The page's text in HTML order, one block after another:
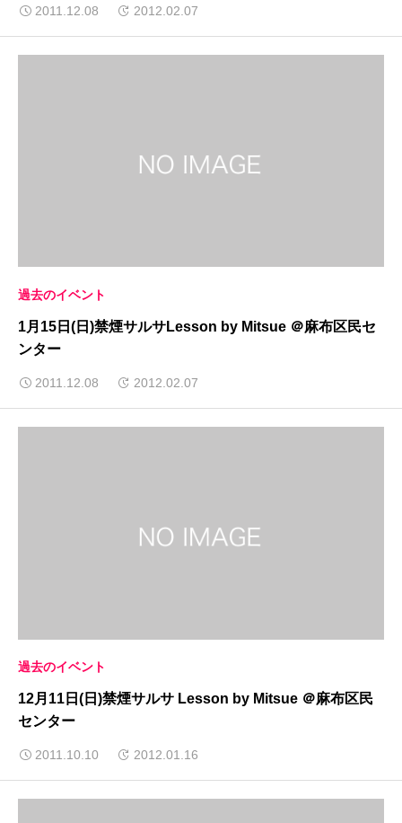
2011.12.08 2012.02.07
過去のイベント
1月15日(日)禁煙サルサLesson by Mitsue ＠麻布区民セ
ンター
2011.12.08 2012.02.07
過去のイベント
12月11日(日)禁煙サルサ Lesson by Mitsue ＠麻布区民
センター
2011.10.10 2012.01.16